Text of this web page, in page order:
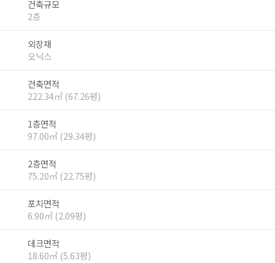
건축규모
2층
외장재
오닉스
건축면적
222.34㎡ (67.26평)
1층면적
97.00㎡ (29.34평)
2층면적
75.20㎡ (22.75평)
포치면적
6.90㎡ (2.09평)
데크면적
18.60㎡ (5.63평)